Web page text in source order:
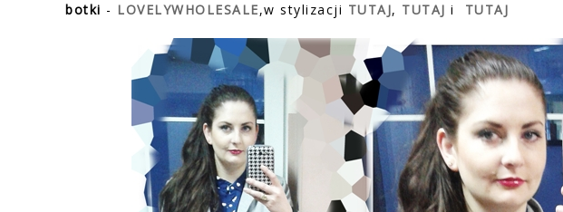
botki - LOVELYWHOLESALE,w stylizacji TUTAJ, TUTAJ i TUTAJ